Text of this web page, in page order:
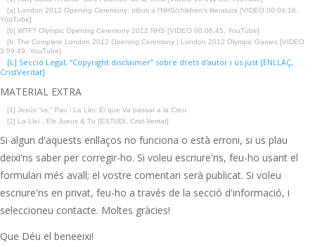
[a] London 2012 Opening Ceremony: tributi a l'NHS/children's literatura [VIDEO 00:04:16,
YouTube]
[b] WTF? Olympic Opening Ceremony 2012 NHS [VIDEO 00:06:45, YouTube]
[fc The Complete London 2012 Opening Ceremony | London 2012 Olympic Games [VIDEO
3:59:49, YouTube]
[L] Secció Legal, “Copyright disclaimer” sobre drets d'autor i ús just [ENLLAÇ,
CristVeritat]
MATERIAL EXTRA
[1] Jesús “vs.” Pau i La Llei: El que Va passar a la Creu
[2] La Llei，Els Jueus & Tu [ESTUDI, Crist-Veritat]
Si algun d'aquests enllaços no funciona o està erroni, si us plau
deixi'ns saber per corregir-ho. Si voleu escriure'ns, feu-ho usant el
formulari més avall; el vostre comentari serà publicat. Si voleu
escriure'ns en privat, feu-ho a través de la secció d'informació, i
seleccioneu contacte. Moltes gràcies!
Que Déu el beneeixi!